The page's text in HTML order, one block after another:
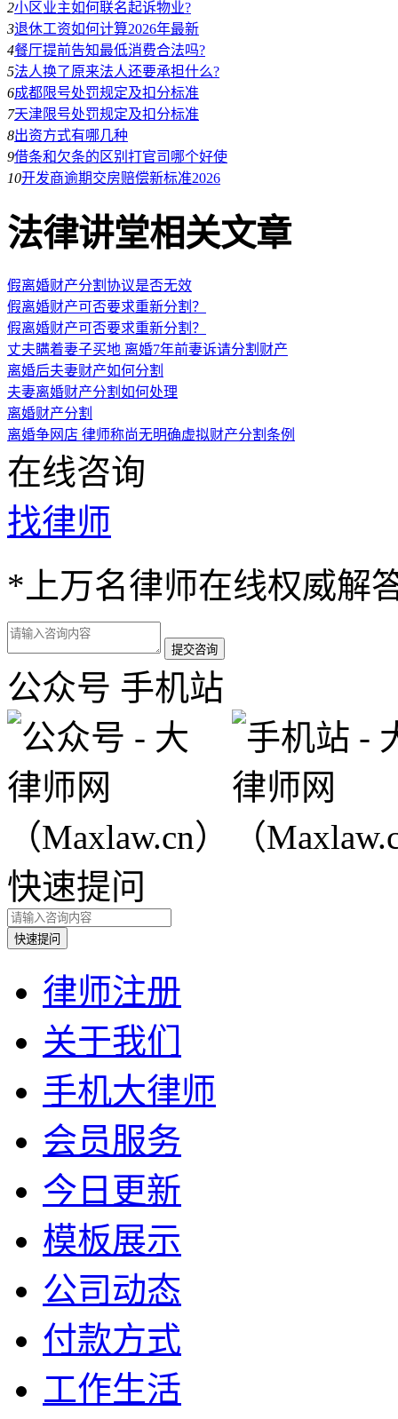
2小区业主如何联名起诉物业?
3退休工资如何计算2026年最新
4餐厅提前告知最低消费合法吗?
5法人换了原来法人还要承担什么?
6成都限号处罚规定及扣分标准
7天津限号处罚规定及扣分标准
8出资方式有哪几种
9借条和欠条的区别打官司哪个好使
10开发商逾期交房赔偿新标准2026
法律讲堂相关文章
假离婚财产分割协议是否无效
假离婚财产可否要求重新分割？
假离婚财产可否要求重新分割？
丈夫瞒着妻子买地 离婚7年前妻诉请分割财产
离婚后夫妻财产如何分割
夫妻离婚财产分割如何处理
离婚财产分割
离婚争网店 律师称尚无明确虚拟财产分割条例
在线咨询
找律师
* 上万名律师在线权威解
公众号 手机站
快速提问
律师注册
关于我们
手机大律师
会员服务
今日更新
模板展示
公司动态
付款方式
工作生活